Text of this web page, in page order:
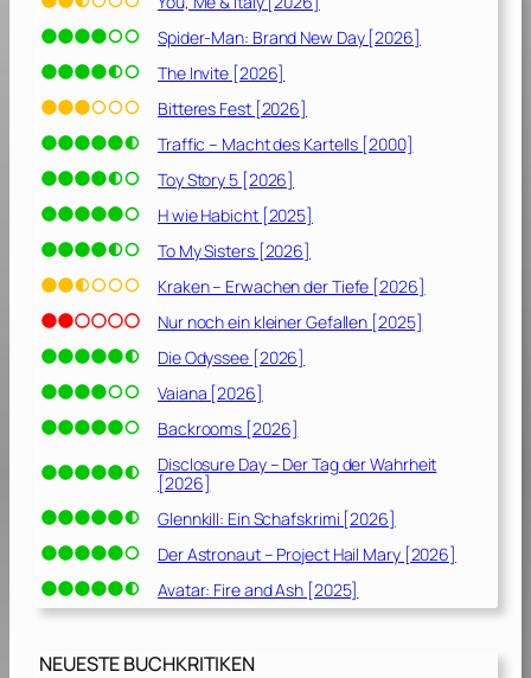
Spider-Man: Brand New Day [2026]
The Invite [2026]
Bitteres Fest [2026]
Traffic – Macht des Kartells [2000]
Toy Story 5 [2026]
H wie Habicht [2025]
To My Sisters [2026]
Kraken – Erwachen der Tiefe [2026]
Nur noch ein kleiner Gefallen [2025]
Die Odyssee [2026]
Vaiana [2026]
Backrooms [2026]
Disclosure Day – Der Tag der Wahrheit
[2026]
Glennkill: Ein Schafskrimi [2026]
Der Astronaut – Project Hail Mary [2026]
Avatar: Fire and Ash [2025]
NEUESTE BUCHKRITIKEN